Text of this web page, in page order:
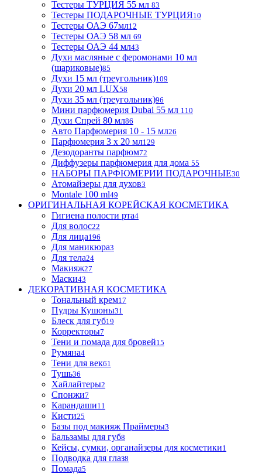
Тестеры ТУРЦИЯ 55 мл 83
Тестеры ПОДАРОЧНЫЕ ТУРЦИЯ10
Тестеры ОАЭ 67мл12
Тестеры ОАЭ 58 мл 69
Тестеры ОАЭ 44 мл43
Духи масляные с феромонами 10 мл
(шариковые)85
Духи 15 мл (треугольник)109
Духи 20 мл LUX58
Духи 35 мл (треугольник)96
Мини парфюмерия Dubai 55 мл 110
Духи Спрей 80 мл86
Авто Парфюмерия 10 - 15 мл26
Парфюмерия 3 х 20 мл129
Дезодоранты парфюм72
Диффузеры парфюмерия для дома 55
НАБОРЫ ПАРФЮМЕРИИ ПОДАРОЧНЫЕ30
Атомайзеры для духов3
Montale 100 ml49
ОРИГИНАЛЬНАЯ КОРЕЙСКАЯ КОСМЕТИКА
Гигиена полости рта4
Для волос22
Для лица196
Для маникюра3
Для тела24
Макияж27
Маски43
ДЕКОРАТИВНАЯ КОСМЕТИКА
Тональный крем17
Пудры Кушоны31
Блеск для губ19
Корректоры7
Тени и помада для бровей15
Румяна4
Тени для век61
Тушь36
Хайлайтеры2
Спонжи7
Карандаши11
Кисти25
Базы под макияж Праймеры3
Бальзамы для губ8
Кейсы, сумки, органайзеры для косметики1
Подводка для глаз8
Помада5